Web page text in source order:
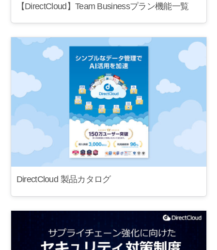
【DirectCloud】Team Businessプラン機能一覧
DirectCloud 製品カタログ